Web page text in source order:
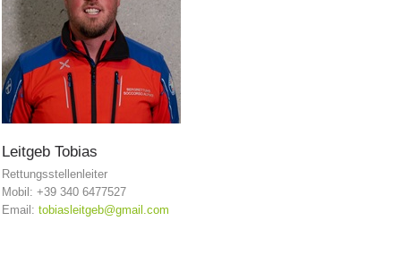
Leitgeb Tobias
Rettungsstellenleiter
Mobil: +39 340 6477527
Email: tobiasleitgeb@gmail.com